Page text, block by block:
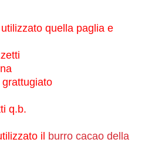
quella paglia e
q.b.
il burro cacao della